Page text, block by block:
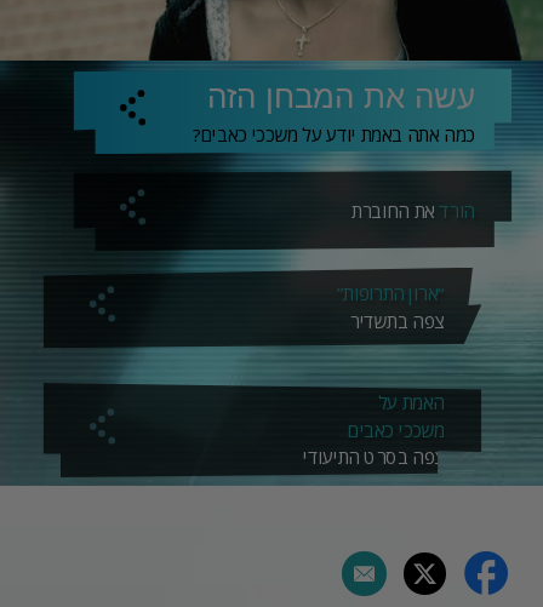
עשה את המבחן הזה
כמה אתה באמת יודע על משככי כאבים?
הורדאת החוברת
“ארון התרופות”
צפה בתשדיר
האמת על
משככי כאבים
צפה בסרט התיעודי